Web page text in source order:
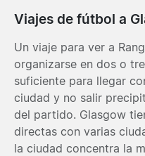
Viajes de fútbol a
Un viaje para ver a
organizarse en dos o
suficiente para llegar
ciudad y no salir
del partido. Glasgow
directas con varias
la ciudad concentra la